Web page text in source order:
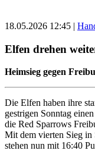
18.05.2026 12:45 |
Elfen drehen
Heimsieg gegen
Die Elfen haben ihre
gestrigen Sonntag
die Red Sparrows
Mit dem vierten Sieg in
stehen nun mit 16:40